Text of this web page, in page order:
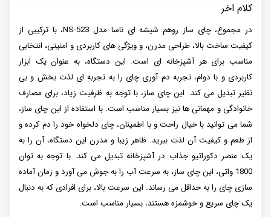
کلام اخر
در مجموع، چای ساز روهم شیشه ای ناسا مدل NS-523، با ترکیبی از
کیفیت ساخت بالا، طراحی مدرن، و ویژگی های کاربردی و امنیتی، انتخابی
مناسب برای هر آشپزخانه ای است. این دستگاه، به عنوان یک ابزار
کاربردی و با دوام، تجربه دم آوری چای را به تجربه ای لذت بخش و بی
نظیر تبدیل می کند. این چای ساز، با توجه به ظرفیت زیاد، برای مصارف
خانوادگی و مهمانی ها نیز بسیار مناسب است. با استفاده از این چای ساز،
شما می توانید با خیال راحت و با اطمینان، چای دلخواه خود را دم کرده و
از طعم و کیفیت آن لذت ببرید. ظاهر زیبا و مدرن این دستگاه، آن را به
یک عنصر دکوراتیو جذاب در آشپزخانه تبدیل می کند. با توجه به توان
1800 واتی، این چای ساز، به سرعت آب را به جوش می آورد و زمان آماده
سازی چای را به حداقل می رساند. این سرعت بالا، برای افرادی که به دنبال
یک چای سریع و خوشمزه هستند، بسیار مناسب است.